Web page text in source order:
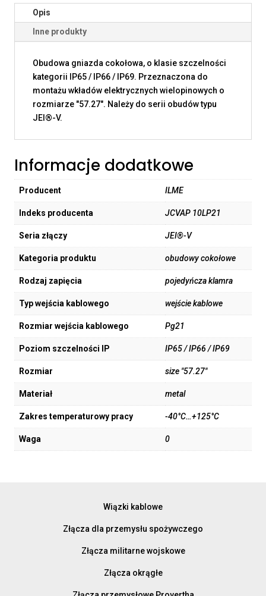
Opis
Inne produkty
Obudowa gniazda cokołowa, o klasie szczelności
kategorii IP65 / IP66 / IP69. Przeznaczona do
montażu wkładów elektrycznych wielopinowych o
rozmiarze "57.27". Należy do serii obudów typu
JEI®-V.
Informacje dodatkowe
Producent ILME
Indeks producenta JCVAP 10LP21
Seria złączy JEI®-V
Kategoria produktu obudowy cokołowe
Rodzaj zapięcia pojedyńcza klamra
Typ wejścia kablowego wejście kablowe
Rozmiar wejścia kablowego Pg21
Poziom szczelności IP IP65 / IP66 / IP69
Rozmiar size "57.27"
Materiał metal
Zakres temperaturowy pracy -40°C…+125°C
Waga 0
Wiązki kablowe
Złącza dla przemysłu spożywczego
Złącza militarne wojskowe
Złącza okrągłe